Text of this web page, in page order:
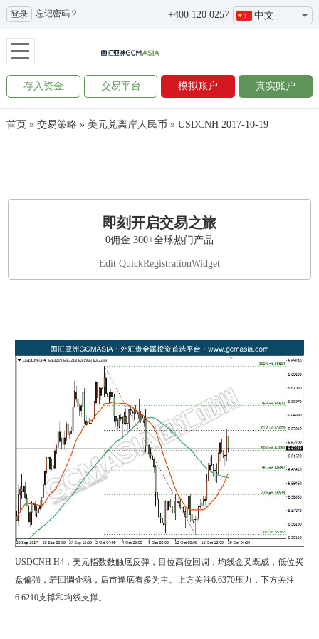
+400 120 0257 中文
登录 忘记密码？
存入资金 交易平台 模拟账户 真实账户
首页 » 交易策略 » 美元兑离岸人民币 »USDCNH 2017-10-19
即刻开启交易之旅
0佣金 300+全球热门产品
Edit QuickRegistrationWidget
USDCNH H4：美元指数数触底反弹，目位高位回调；均线金叉既成，低位买
盘偏强，若回调企稳，后市逢底看多为主。上方关注6.6370压力，下方关注
6.6210支撑和均线支撑。